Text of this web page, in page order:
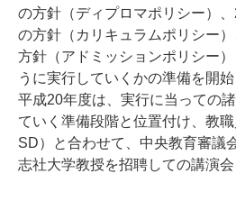
の方針（ディプロマポリシー）
の方針（カリキュラムポリシー
方針（アドミッションポリシー
うに実行していくかの準備を開始
平成20年度は、実行に当っての
ていく準備段階と位置付け、教職
SD）と合わせて、中央教育審議
志社大学教授を招聘しての講演会